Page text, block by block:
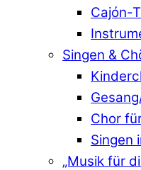
Cajón-
Singen &
Chor
Singen
„Musik für